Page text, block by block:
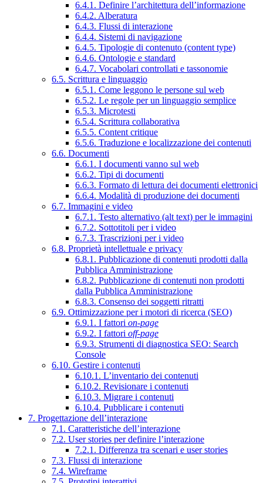
6.4.1. Definire l’architettura dell’informazione
6.4.2. Alberatura
6.4.3. Flussi di interazione
6.4.4. Sistemi di navigazione
6.4.5. Tipologie di contenuto (content type)
6.4.6. Ontologie e standard
6.4.7. Vocabolari controllati e tassonomie
6.5. Scrittura e linguaggio
6.5.1. Come leggono le persone sul web
6.5.2. Le regole per un linguaggio semplice
6.5.3. Microtesti
6.5.4. Scrittura collaborativa
6.5.5. Content critique
6.5.6. Traduzione e localizzazione dei contenuti
6.6. Documenti
6.6.1. I documenti vanno sul web
6.6.2. Tipi di documenti
6.6.3. Formato di lettura dei documenti elettronici
6.6.4. Modalità di produzione dei documenti
6.7. Immagini e video
6.7.1. Testo alternativo (alt text) per le immagini
6.7.2. Sottotitoli per i video
6.7.3. Trascrizioni per i video
6.8. Proprietà intellettuale e privacy
6.8.1. Pubblicazione di contenuti prodotti dalla
Pubblica Amministrazione
6.8.2. Pubblicazione di contenuti non prodotti
dalla Pubblica Amministrazione
6.8.3. Consenso dei soggetti ritratti
6.9. Ottimizzazione per i motori di ricerca (SEO)
6.9.1. I fattori on-page
6.9.2. I fattori off-page
6.9.3. Strumenti di diagnostica SEO: Search
Console
6.10. Gestire i contenuti
6.10.1. L’inventario dei contenuti
6.10.2. Revisionare i contenuti
6.10.3. Migrare i contenuti
6.10.4. Pubblicare i contenuti
7. Progettazione dell’interazione
7.1. Caratteristiche dell’interazione
7.2. User stories per definire l’interazione
7.2.1. Differenza tra scenari e user stories
7.3. Flussi di interazione
7.4. Wireframe